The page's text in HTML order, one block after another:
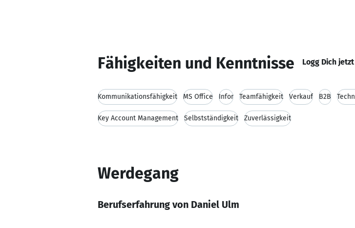
Fähigkeiten und Kenntnisse Logg Dich
Kommunikationsfähigkeit MS Office Infor Teamfähigkeit Verkauf B2B
Key Account Management Selbstständigkeit Zuverlässigkeit
Werdegang
Berufserfahrung von Daniel Ulm